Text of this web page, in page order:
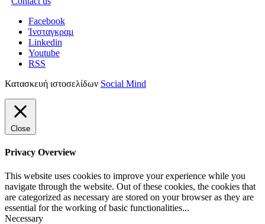
Facebook
Ίνσταγκραμ
Linkedin
Youtube
RSS
Κατασκευή ιστοσελίδων Social Mind
Close
Privacy Overview
This website uses cookies to improve your experience while you
navigate through the website. Out of these cookies, the cookies that
are categorized as necessary are stored on your browser as they are
essential for the working of basic functionalities...
Necessary